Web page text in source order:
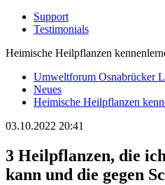
Support
Testimonials
Heimische Heilpflanzen
Umweltforum Osnabrücker
Neues
Heimische Heilpflanzen
03.10.2022 20:41
3 Heilpflanzen, die
kann und die gegen